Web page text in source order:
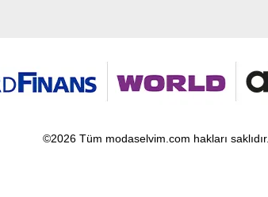
©2026 Tüm modaselvim.com hakları saklıdır.